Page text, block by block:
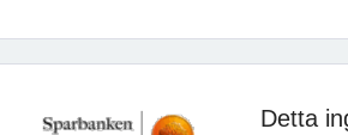
Detta